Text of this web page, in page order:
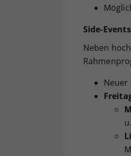
Side-
Neben